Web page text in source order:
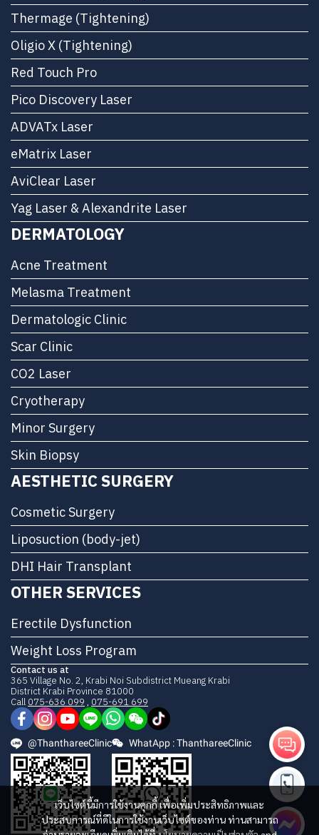
เว็บไซต์นี้มีการใช้งานคุกกี้ เพื่อเพิ่มประสิทธิภาพและ
ประสบการณ์ที่ดีในการใช้งานเว็บไซต์ของท่าน ท่านสามารถ
Thermage (Tightening)
Oligio X (Tightening)
Red Touch Pro
Pico Discovery Laser
ADVATx Laser
eMatrix Laser
AviClear Laser
Yag Laser & Alexandrite Laser
DERMATOLOGY
Acne Treatment
Melasma Treatment
Dermatologic Clinic
Scar Clinic
CO2 Laser
Cryotherapy
Minor Surgery
Skin Biopsy
AESTHETIC SURGERY
Cosmetic Surgery
Liposuction (body-jet)
DHI Hair Transplant
OTHER SERVICES
Erectile Dysfunction
Weight Loss Program
Contact us at
365 Village No. 2, Krabi Noi Subdistrict Mueang Krabi
District Krabi Province 81000
Call 075-636 099 , 075-691 699
@ThanthareeClinic WhatApp : ThanthareeClinic